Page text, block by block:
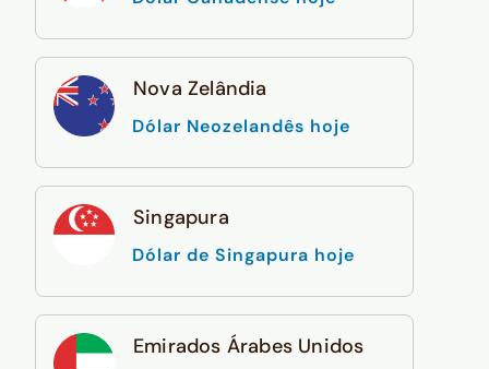
Nova Zelândia
Dólar Neozelandês hoje
Singapura
Dólar de Singapura hoje
Emirados Árabes Unidos